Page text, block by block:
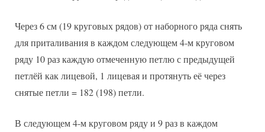
Через 6 см (19 круговых рядов) от наборного ряда снять
для приталивания в каждом следующем 4-м круговом
ряду 10 раз каждую отмеченную петлю с предыдущей
петлёй как лицевой, 1 лицевая и протянуть её через
снятые петли = 182 (198) петли.
В следующем 4-м круговом ряду и 9 раз в каждом